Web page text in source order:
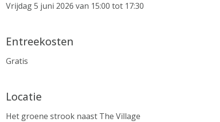
Vrijdag 5 juni 2026 van 15:00 tot 17:30
Entreekosten
Gratis
Locatie
Het groene strook naast The Village